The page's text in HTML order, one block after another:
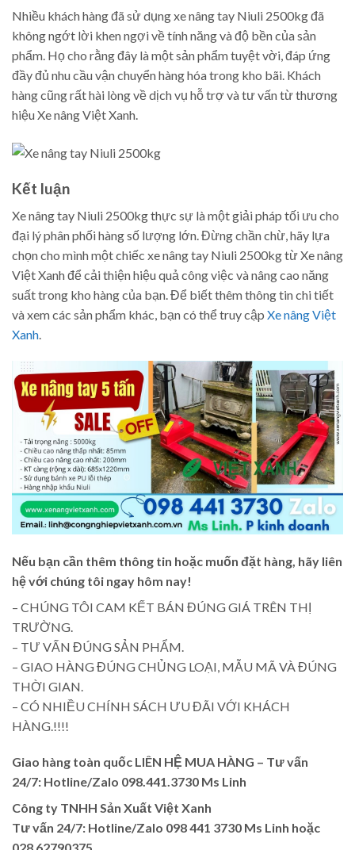
Nhiều khách hàng đã sử dụng xe nâng tay Niuli 2500kg đã
không ngớt lời khen ngợi về tính năng và độ bền của sản
phẩm. Họ cho rằng đây là một sản phẩm tuyệt vời, đáp ứng
đầy đủ nhu cầu vận chuyển hàng hóa trong kho bãi. Khách
hàng cũng rất hài lòng về dịch vụ hỗ trợ và tư vấn từ thương
hiệu Xe nâng Việt Xanh.
Kết luận
Xe nâng tay Niuli 2500kg thực sự là một giải pháp tối ưu cho
đại lý phân phối hàng số lượng lớn. Đừng chần chừ, hãy lựa
chọn cho mình một chiếc xe nâng tay Niuli 2500kg từ Xe nâng
Việt Xanh để cải thiện hiệu quả công việc và nâng cao năng
suất trong kho hàng của bạn. Để biết thêm thông tin chi tiết
và xem các sản phẩm khác, bạn có thể truy cập Xe nâng Việt
Xanh.
Nếu bạn cần thêm thông tin hoặc muốn đặt hàng, hãy liên
hệ với chúng tôi ngay hôm nay!
– CHÚNG TÔI CAM KẾT BÁN ĐÚNG GIÁ TRÊN THỊ
TRƯỜNG.
– TƯ VẤN ĐÚNG SẢN PHẨM.
– GIAO HÀNG ĐÚNG CHỦNG LOẠI, MẪU MÃ VÀ ĐÚNG
THỜI GIAN.
– CÓ NHIỀU CHÍNH SÁCH ƯU ĐÃI VỚI KHÁCH
HÀNG.!!!!
Giao hàng toàn quốc LIÊN HỆ MUA HÀNG – Tư vấn
24/7: Hotline/Zalo 098.441.3730 Ms Linh
Công ty TNHH Sản Xuất Việt Xanh
Tư vấn 24/7: Hotline/Zalo 098 441 3730 Ms Linh hoặc